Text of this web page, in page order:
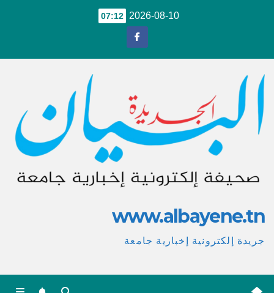
2026-08-10
07:12
www.albayene.tn
جريدة إلكترونية إخبارية جامعة